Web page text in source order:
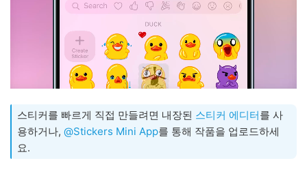
스티커를 빠르게 직접 만들려면 내장된 스티커 에디터를 사
용하거나, @Stickers Mini App를 통해 작품을 업로드하세
요.